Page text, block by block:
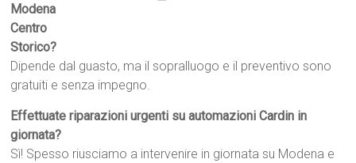
Modena
Centro
Storico?
Dipende dal guasto, ma il sopralluogo e il preventivo sono
gratuiti e senza impegno.
Effettuate riparazioni urgenti su automazioni Cardin in
giornata?
Sì! Spesso riusciamo a intervenire in giornata su Modena e